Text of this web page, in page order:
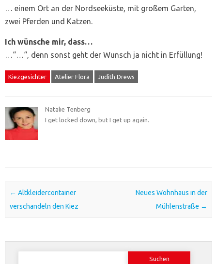
… einem Ort an der Nordseeküste, mit großem Garten,
zwei Pferden und Katzen.
Ich wünsche mir, dass…
…“…“, denn sonst geht der Wunsch ja nicht in Erfüllung!
Kiezgesichter Atelier Flora Judith Drews
Natalie Tenberg
I get locked down, but I get up again.
Post navigation
← Altkleidercontainer
verschandeln den Kiez
Neues Wohnhaus in der
Mühlenstraße →
Suchen